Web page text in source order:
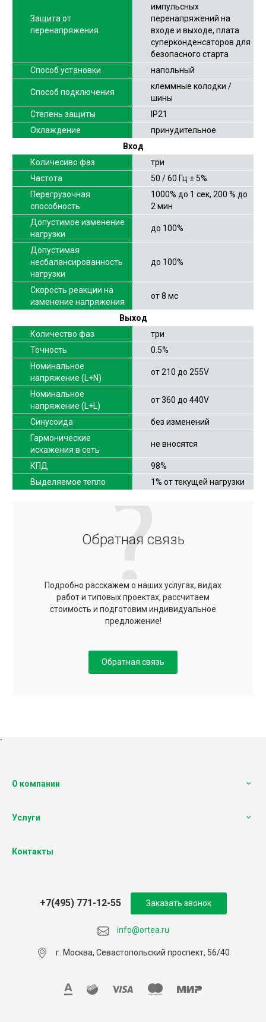
Защита от
перенапряжения
импульсных
перенапряжений на
входе и выходе, плата
суперконденсаторов для
безопасного старта
Способ установки
напольный
Способ подключения
клеммные колодки /
шины
Степень защиты
IP21
Охлаждение
принудительное
Вход
Количесиво фаз
три
Частота
50 / 60 Гц ± 5%
Перегрузочная
способность
1000% до 1 сек, 200 % до
2 мин
Допустимое изменение
нагрузки
до 100%
Допустимая
несбалансированность
нагрузки
до 100%
Скорость реакции на
изменение напряжения
от 8 мс
Выход
Количество фаз
три
Точность
0.5%
Номинальное
напряжение (L+N)
от 210 до 255V
Номинальное
напряжение (L+L)
от 360 до 440V
Синусоида
без изменений
Гармонические
искажения в сеть
не вносятся
КПД
98%
Выделяемое тепло
1% от текущей нагрузки
Обратная связь
Подробно расскажем о наших услугах, видах
работ и типовых проектах, рассчитаем
стоимость и подготовим индивидуальное
предложение!
Обратная связь
`
О компании
Услуги
Контакты
info@ortea.ru
+7(495) 771-12-55
г. Москва, Севастопольский проспект, 56/40
Заказать звонок